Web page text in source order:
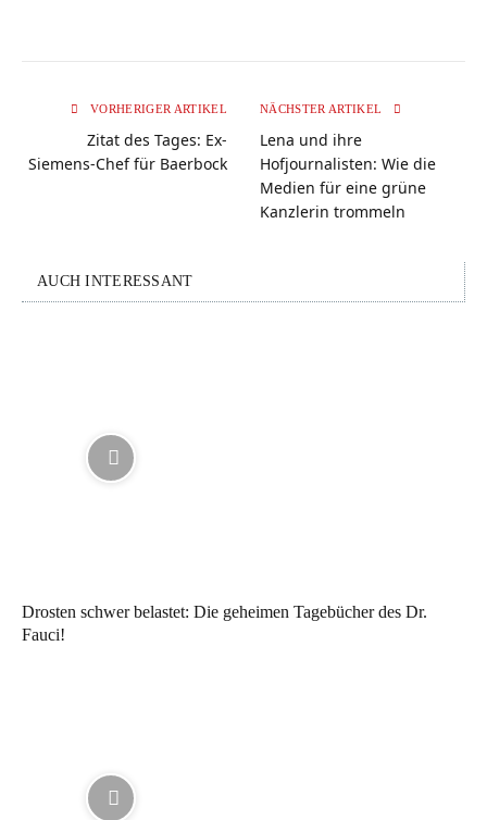
VORHERIGER ARTIKEL
Zitat des Tages: Ex-
Siemens-Chef für Baerbock
NÄCHSTER ARTIKEL
Lena und ihre
Hofjournalisten: Wie die
Medien für eine grüne
Kanzlerin trommeln
AUCH INTERESSANT
Drosten schwer belastet: Die geheimen Tagebücher des Dr.
Fauci!